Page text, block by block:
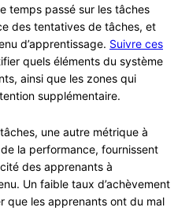
temps passé sur les tâches
des tentatives de tâches, et
d’apprentissage. Suivre ces
quels éléments du système
ainsi que les zones qui
supplémentaire.
une autre métrique à
la performance, fournissent
des apprenants à
Un faible taux d’achèvement
que les apprenants ont du mal